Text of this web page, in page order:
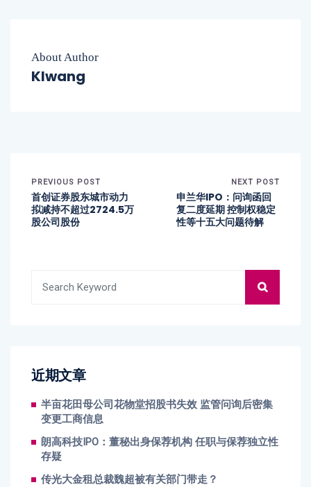
About Author
Klwang
PREVIOUS POST
首创证券股东城市动力
拟减持不超过2724.5万
股公司股份
NEXT POST
申兰华IPO：问询函回
复二度延期 控制权稳定
性等十五大问题待解
近期文章
半亩花田母公司花物堂招股书失效 监管问询后密集
变更工商信息
朗高科技IPO：董秘出身保荐机构 任职与保荐独立性
存疑
传光大金租总裁魏超被有关部门带走？